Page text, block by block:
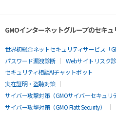
GMOインターネットグループのセキ
世界初総合ネットセキュリティサービス「
パスワード漏洩診断
Webサイトリスク
セキュリティ相談AIチャットボット
実在証明・盗聴対策
サイバー攻撃対策（GMOサイバーセキュリ
サイバー攻撃対策（GMO Flatt Security）